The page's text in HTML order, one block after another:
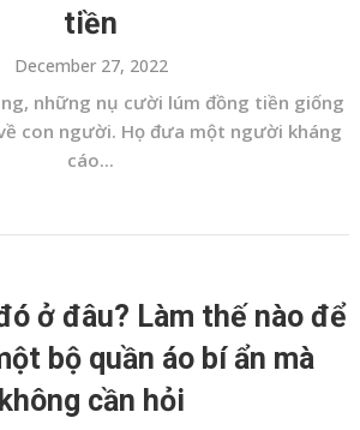
tiền
December 27, 2022
những nụ cười lúm đồng tiền giống
con người. Họ đưa một người kháng
cáo...
ở đâu? Làm thế nào để
bộ quần áo bí ẩn mà
không cần hỏi